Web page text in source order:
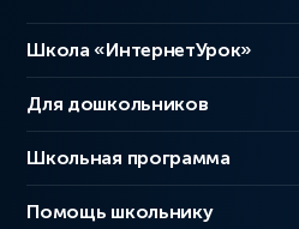
Школа «ИнтернетУрок»
Для дошкольников
Школьная программа
Помощь школьнику